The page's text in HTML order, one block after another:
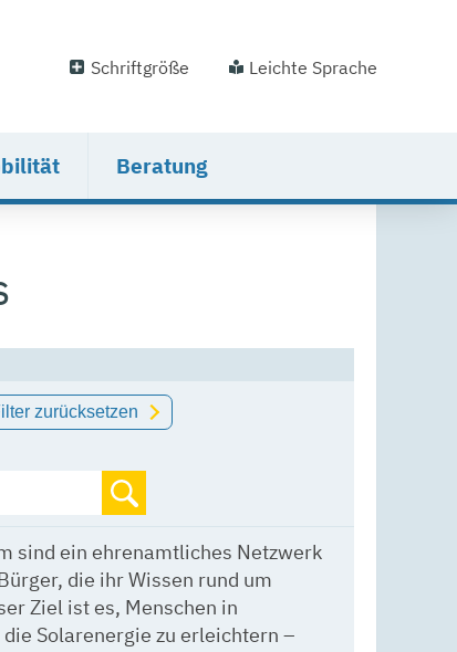
Schriftgröße
Leichte Sprache
Beratung
zurücksetzen
sind ein ehrenamtliches Netzwerk
die ihr Wissen rund um
Ziel ist es, Menschen in
Solarenergie zu erleichtern –